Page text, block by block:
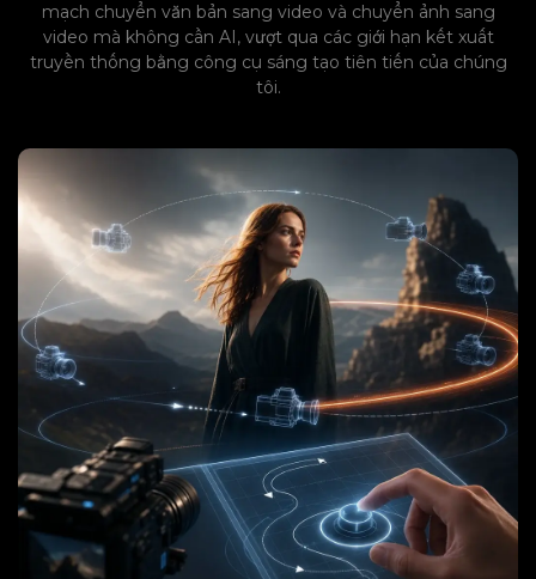
mạch chuyển văn bản sang video và chuyển ảnh sang
video mà không cần AI, vượt qua các giới hạn kết xuất
truyền thống bằng công cụ sáng tạo tiên tiến của chúng
tôi.